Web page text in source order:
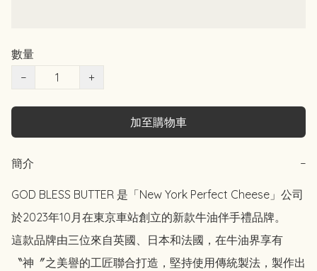
數量
−
+
加至購物車
簡介 −
GOD BLESS BUTTER 是「New York Perfect Cheese」公司
於2023年10月在東京車站創立的新款牛油伴手禮品牌。
這款品牌由三位來自英國、日本和法國，在牛油界享有
〝神〞之美譽的工匠聯合打造，堅持使用傳統製法，製作出